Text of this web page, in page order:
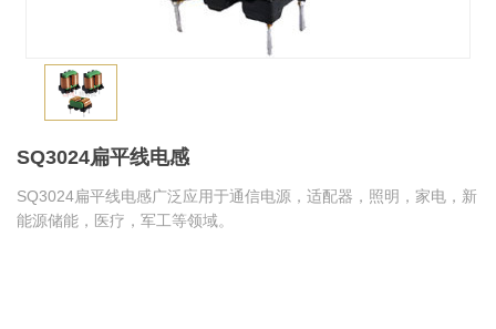
SQ3024扁平线电感
SQ3024扁平线电感广泛应用于通信电源，适配器，照明，家电，新
能源储能，医疗，军工等领域。